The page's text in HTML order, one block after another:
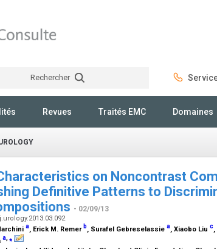
Rechercher
Revues Traités EMC Domaines
on Noncontrast
Definitive Patterns to
- 02/09/13
a, Erick M. Remer b, Surafel Gebreselassie a, Xiaobo Liu c,
a ⁎